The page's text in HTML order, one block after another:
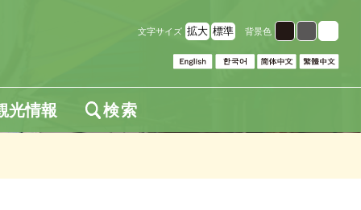
文字サイズ 拡大 標準 背景色
光情報 検索